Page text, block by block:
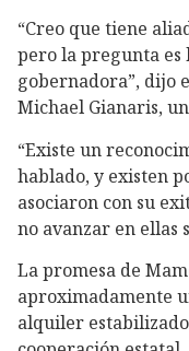
“Creo que tiene
pero la pregunta es
gobernadora”, dijo
Michael Gianaris,
“Existe un
hablado, y existen
asociaron con su
no avanzar en ellas
La promesa de
aproximadamente
alquiler